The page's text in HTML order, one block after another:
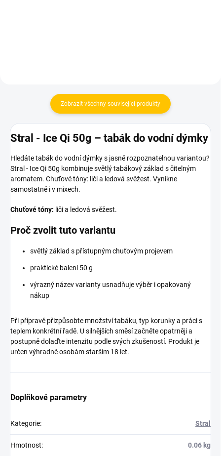
Zobrazit všechny související produkty
Stral - Ice Qi 50g – tabák do vodní dýmky
Hledáte tabák do vodní dýmky s jasně rozpoznatelnou variantou?
Stral - Ice Qi 50g kombinuje světlý tabákový základ s čitelným
aromatem. Chuťové tóny: liči a ledová svěžest. Vynikne
samostatně i v mixech.
Chuťové tóny: liči a ledová svěžest.
Proč zvolit tuto variantu
světlý základ s přístupným chuťovým projevem
praktické balení 50 g
výrazný název varianty usnadňuje výběr i opakovaný
nákup
Při přípravě přizpůsobte množství tabáku, typ korunky a práci s
teplem konkrétní řadě. U silnějších směsí začněte opatrněji a
postupně dolaďte intenzitu podle svých zkušeností. Produkt je
určen výhradně osobám starším 18 let.
Doplňkové parametry
Kategorie: Stral
Hmotnost: 0.06 kg